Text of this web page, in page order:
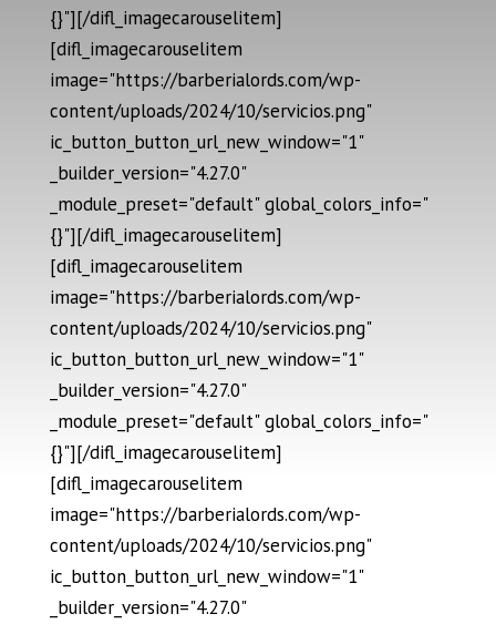
{}"][/difl_imagecarouselitem]
[difl_imagecarouselitem
image="https://barberialords.com/wp-
content/uploads/2024/10/servicios.png"
ic_button_button_url_new_window="1"
_builder_version="4.27.0"
_module_preset="default" global_colors_info="
{}"][/difl_imagecarouselitem]
[difl_imagecarouselitem
image="https://barberialords.com/wp-
content/uploads/2024/10/servicios.png"
ic_button_button_url_new_window="1"
_builder_version="4.27.0"
_module_preset="default" global_colors_info="
{}"][/difl_imagecarouselitem]
[difl_imagecarouselitem
image="https://barberialords.com/wp-
content/uploads/2024/10/servicios.png"
ic_button_button_url_new_window="1"
_builder_version="4.27.0"